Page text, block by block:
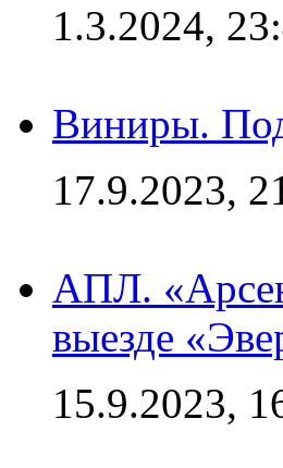
1.3.2024,
Виниры.
17.9.2023,
АПЛ.
выезде
15.9.2023,